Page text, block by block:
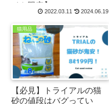
イト限定】
2022.03.11 2024.06.19
猫用品
【必見】トライアルの猫
砂の値段はバグってい